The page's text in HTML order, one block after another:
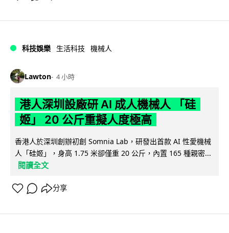
科技娛樂 生活科技 機械人
Lawton 4 小時
港人深圳設廠研 AI 成人機械人 「硅
姬」 20 公斤重擬人度極高
香港人於深圳創辦初創 Somnia Lab，研發出首款 AI 性愛機械
人「硅姬」，身高 1.75 米卻僅重 20 公斤，內置 165 種親密...
閱讀全文
分享